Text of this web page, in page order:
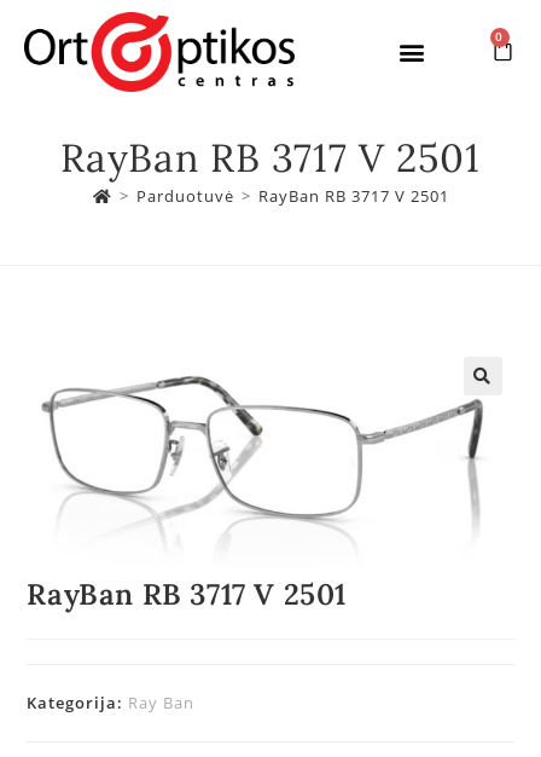
0
RayBan RB 3717 V 2501
> Parduotuvė > RayBan RB 3717 V 2501
RayBan RB 3717 V 2501
Kategorija: Ray Ban